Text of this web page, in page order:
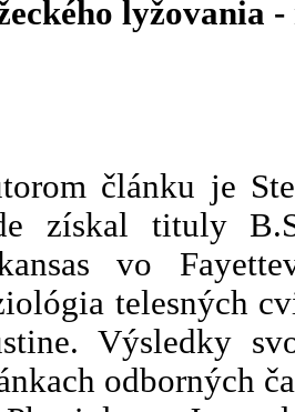
lyžovania
článku je
získal tituly
vo
telesných
Výsledky
odborných